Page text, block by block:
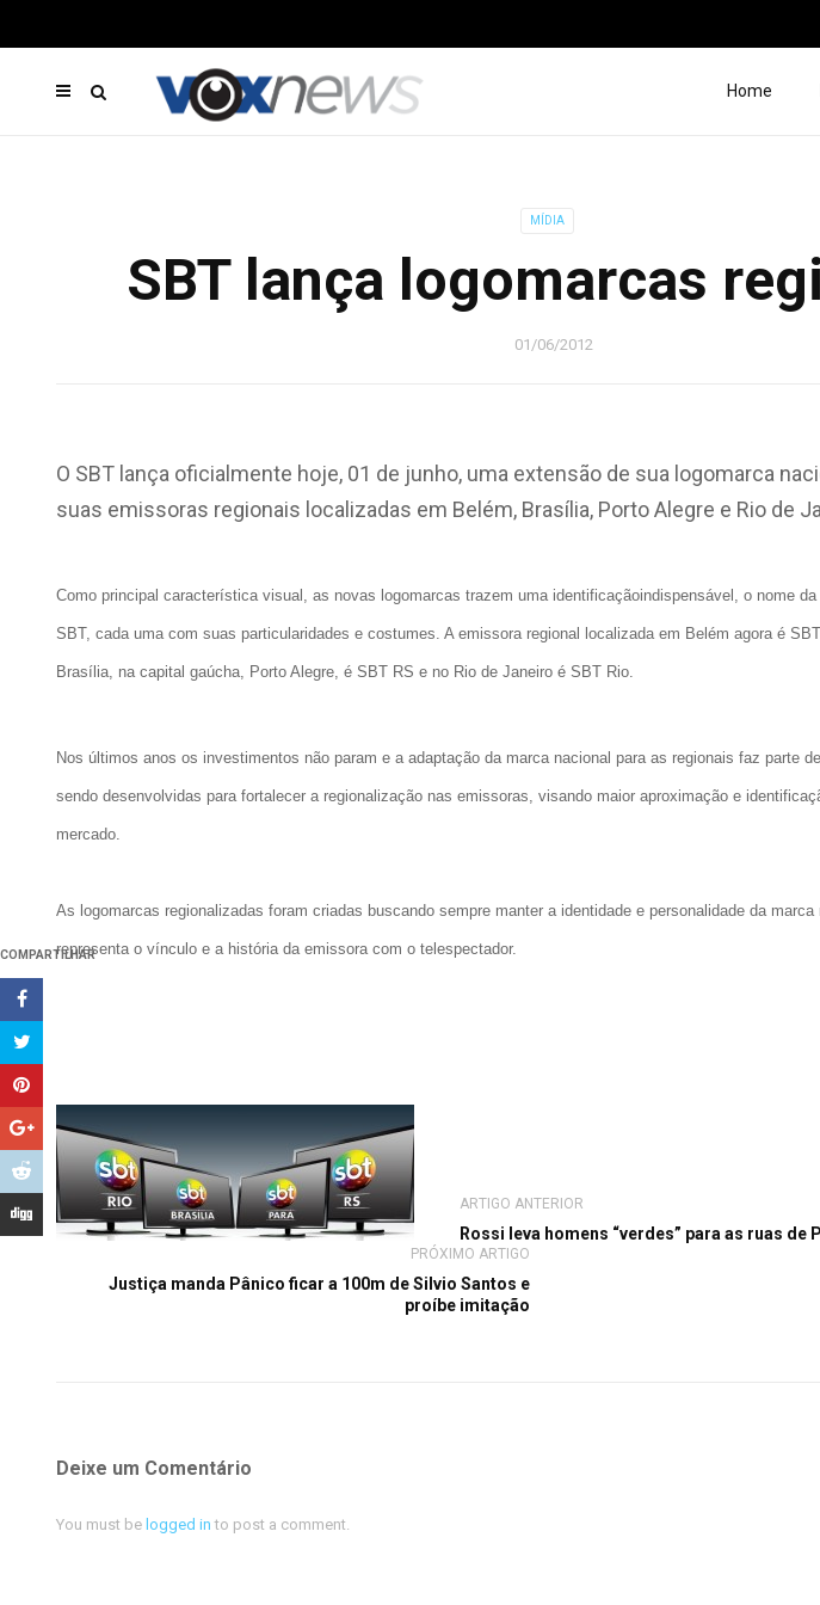
Home
MÍDIA
SBT lança logomarcas
01/06/2012
COMPARTILHAR
O SBT lança oficialmente hoje, 01 de junho, uma extensão de sua logomarca
suas emissoras regionais localizadas em Belém, Brasília, Porto Alegre e Rio de
Como principal característica visual, as novas logomarcas trazem uma identificaçãoindispensável, o nome
SBT, cada uma com suas particularidades e costumes. A emissora regional localizada em Belém agora é
Brasília, na capital gaúcha, Porto Alegre, é SBT RS e no Rio de Janeiro é SBT Rio.
Nos últimos anos os investimentos não param e a adaptação da marca nacional para as regionais faz parte
sendo desenvolvidas para fortalecer a regionalização nas emissoras, visando maior aproximação e
mercado.
As logomarcas regionalizadas foram criadas buscando sempre manter a identidade e personalidade da
representa o vínculo e a história da emissora com o telespectador.
ARTIGO ANTERIOR
Rossi leva homens “verdes” para as ruas de
PRÓXIMO ARTIGO
Justiça manda Pânico ficar a 100m de Silvio Santos e
proíbe imitação
Deixe um Comentário
You must be logged in to post a comment.